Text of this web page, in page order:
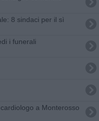
8 sindaci per il sì
i funerali
a Monterosso